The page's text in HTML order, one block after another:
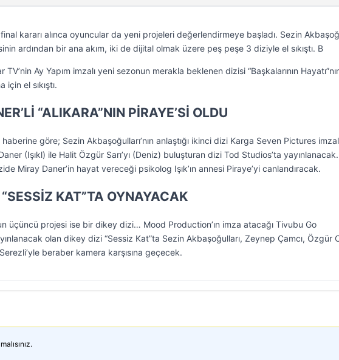
kararı alınca oyuncular da yeni projeleri değerlendirmeye başladı. Sezin
ardından bir ana akım, iki de dijital olmak üzere peş peşe 3 diziyle el sıkıştı. B
TV’nin Ay Yapım imzalı yeni sezonun merakla beklenen dizisi “Başkalarının
el sıkıştı.
“ALIKARA”NIN PİRAYE’Sİ OLDU
haberine göre; Sezin Akbaşoğulları’nın anlaştığı ikinci dizi Karga Seven Pictures
(Işıkl) ile Halit Özgür Sarı’yı (Deniz) buluşturan dizi Tod Studios’ta
Miray Daner’in hayat vereceği psikolog Işık’ın annesi Piraye’yi canlandıracak.
KAT”TA OYNAYACAK
üçüncü projesi ise bir dikey dizi… Mood Production’ın imza atacağı Tivubu Go
olan dikey dizi “Sessiz Kat”ta Sezin Akbaşoğulları, Zeynep Çamcı, Özgür
beraber kamera karşısına geçecek.